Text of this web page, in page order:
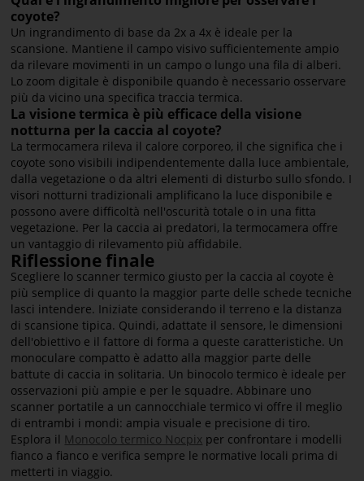
coyote?
Un ingrandimento di base da 2x a 4x è ideale per la
scansione. Mantiene il campo visivo sufficientemente ampio
da rilevare movimenti in un campo o lungo una fila di alberi.
Lo zoom digitale è disponibile quando è necessario osservare
più da vicino una specifica traccia termica.
La visione termica è più efficace della visione
notturna per la caccia al coyote?
La termocamera rileva il calore corporeo, il che significa che i
coyote sono visibili indipendentemente dalla luce ambientale,
dalla vegetazione o da altri elementi di disturbo sullo sfondo. I
visori notturni tradizionali amplificano la luce disponibile e
possono avere difficoltà nell'oscurità totale o in una fitta
vegetazione. Per la caccia ai predatori, la termocamera offre
un vantaggio di rilevamento più affidabile.
Riflessione finale
Scegliere lo scanner termico giusto per la caccia al coyote è
più semplice di quanto la maggior parte delle schede tecniche
lasci intendere. Iniziate considerando il terreno e la distanza
di scansione tipica. Quindi, adattate il sensore, le dimensioni
dell'obiettivo e il fattore di forma a queste caratteristiche. Un
monoculare compatto è adatto alla maggior parte delle
battute di caccia in solitaria. Un binocolo termico è ideale per
osservazioni più ampie e per le squadre. Abbinare uno
scanner portatile a un cannocchiale termico vi offre il meglio
di entrambi i mondi: ampia visuale e precisione di tiro.
Esplora il Monocolo termico Nocpix per confrontare i modelli
fianco a fianco e verifica sempre le normative locali prima di
metterti in viaggio.